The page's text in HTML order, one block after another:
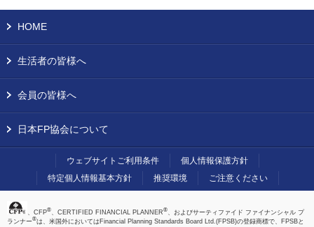
HOME
生活者の皆様へ
会員の皆様へ
日本FP協会について
ウェブサイトご利用条件
個人情報保護方針
特定個人情報基本方針
推奨環境 ご注意ください
、CFP®、CERTIFIED FINANCIAL PLANNER®、およびサーティファイド ファイナンシャル プ
ランナー®は、米国外においてはFinancial Planning Standards Board Ltd.(FPSB)の登録商標で、FPSBと